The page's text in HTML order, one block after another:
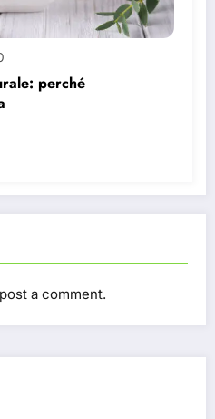
perché
a comment.